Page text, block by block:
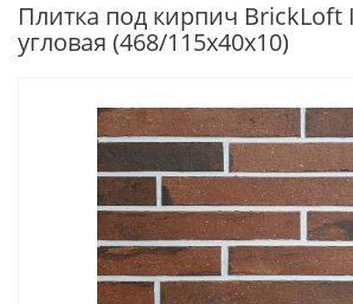
Плитка под кирпич BrickLoft
угловая (468/115х40х10)